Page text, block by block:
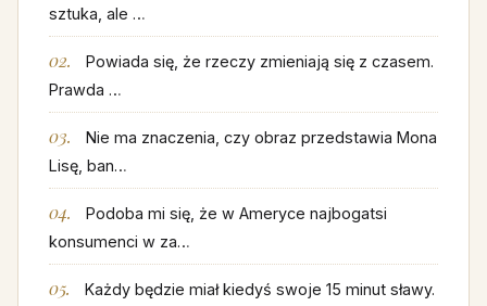
sztuka, ale …
Powiada się, że rzeczy zmieniają się z czasem.
Prawda …
Nie ma znaczenia, czy obraz przedstawia Mona
Lisę, ban…
Podoba mi się, że w Ameryce najbogatsi
konsumenci w za…
Każdy będzie miał kiedyś swoje 15 minut sławy.